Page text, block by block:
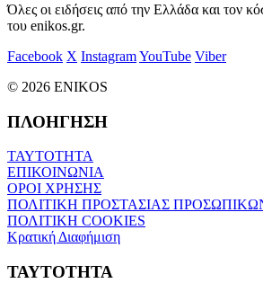
Όλες οι ειδήσεις από την Ελλάδα και τον
του enikos.gr.
Facebook X InstagramYouTube Viber
© 2026 ENIKOS
ΠΛΟΗΓΗΣΗ
ΤΑΥΤΟΤΗΤΑ
ΕΠΙΚΟΙΝΩΝΙΑ
ΟΡΟΙ ΧΡΗΣΗΣ
ΠΟΛΙΤΙΚΗ ΠΡΟΣΤΑΣΙΑΣ
ΠΟΛΙΤΙΚΗ COOKIES
Κρατική Διαφήμιση
ΤΑΥΤΟΤΗΤΑ